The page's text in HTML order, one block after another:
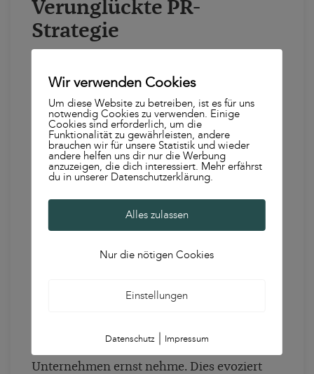
Verunglückte PR-
Strategie
Abschaltung der Gesichtserkennung gelten.
Meta habe sich dazu entschlossen, dieses
Feature auf Facebook abzuschalten, da es
viele Bedenken in der Gesellschaft gegen
diese Technologie gäbe. Zudem hätten es die
Gesetzgeber:innen nicht geschafft, klare
Regeln für diese Technik aufzustellen.
Eine recht durchsichtige PR-Strategie: Im
Bedenken verwiesen, die man als
Unternehmen ernst nehme. Dies evoziert
Wir verwenden Cookies
Um diese Website zu betreiben, ist es für uns
notwendig Cookies zu verwenden. Einige
Cookies sind erforderlich, um die
Funktionalität zu gewährleisten, andere
brauchen wir für unsere Statistik und wieder
andere helfen uns dir nur die Werbung
anzuzeigen, die dich interessiert. Mehr erfährst
du in unserer Datenschutzerklärung.
Alles zulassen
Nur die nötigen Cookies
Einstellungen
Datenschutz| Impressum